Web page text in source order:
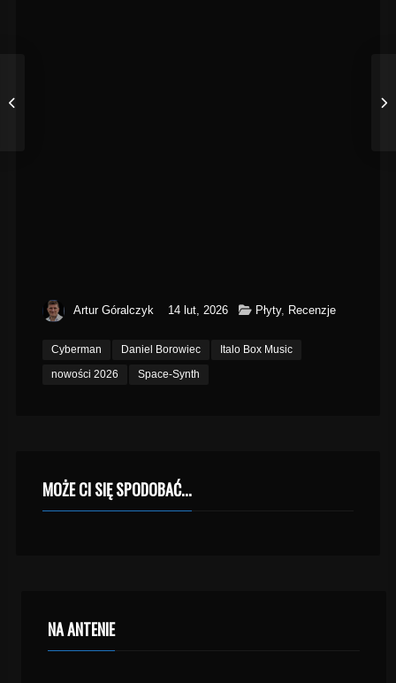
Artur Góralczyk 14 lut, 2026 Płyty, Recenzje
Cyberman Daniel Borowiec
Italo Box Music
nowości 2026
Space-Synth
MOŻE CI SIĘ SPODOBAĆ...
NA ANTENIE